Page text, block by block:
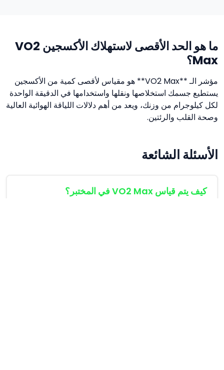
ما هو الحد الأقصى لاستهلاك الأكسجين VO2
Max؟
مؤشر الـ **VO2 Max** هو مقياس لأقصى كمية من الأكسجين
يستطيع جسمك استخلاصها ونقلها واستخدامها في الدقيقة الواحدة
لكل كيلوجرام من وزنك، ويعد من أهم دلالات اللياقة الهوائية العالية
وصحة القلب والرئتين.
الأسئلة الشائعة
كيف يتم قياس VO2 Max في المختبر؟